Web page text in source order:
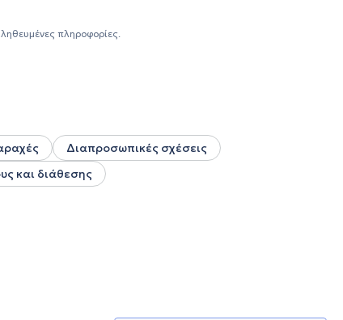
πληροφορίες.
Διαπροσωπικές σχέσεις
και διάθεσης